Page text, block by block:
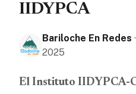
IIDYPCA
Bariloche En Redes
2025
El Instituto IIDYPCA-